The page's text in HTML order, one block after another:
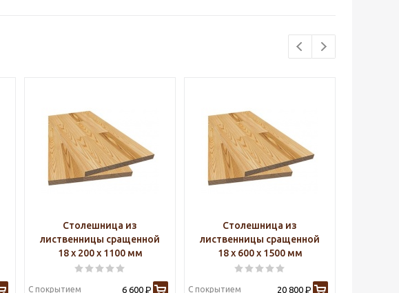
Столешница из
лиственницы сращенной
18 х 200 х 1100 мм
С покрытием 6 600 Р
Столешница из
лиственницы сращенной
18 х 600 х 1500 мм
С покрытием 20 800 Р